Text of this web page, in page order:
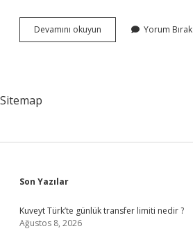
Devamını okuyun
Ve
Yorum Bırak
Sitemap
Sidebar
Son Yazılar
Kuveyt Türk’te günlük transfer limiti nedir ?
Ağustos 8, 2026